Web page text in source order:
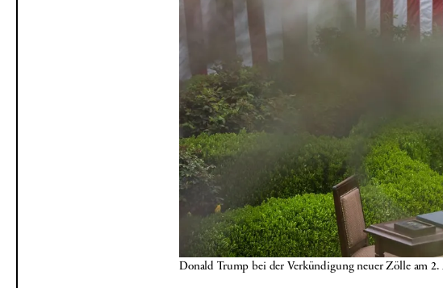
Donald Trump bei der Verkündigung neuer Zölle am